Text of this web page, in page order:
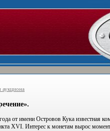
аукциона
от имени Островов Кука известная
XVI. Интерес к монетам вырос